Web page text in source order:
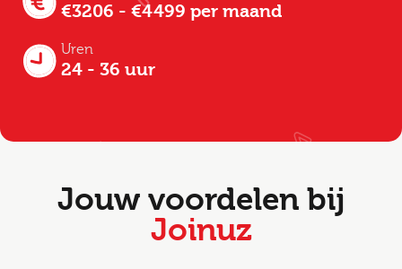
€3206 - €4499 per maand
Uren
24 - 36 uur
Jouw voordelen bij
Joinuz